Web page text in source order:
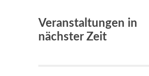
Veranstaltungen in
nächster Zeit